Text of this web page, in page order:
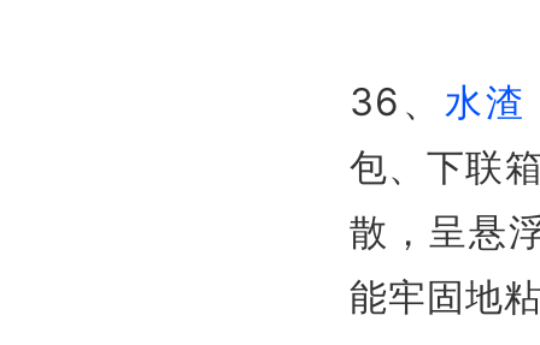
36、 水渣
包、下联
散，呈悬
能牢固地